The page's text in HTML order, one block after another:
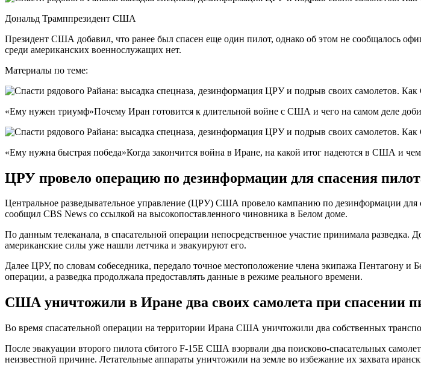
Дональд Трамппрезидент США
Президент США добавил, что ранее был спасен еще один пилот, однако об этом не сообщалось
среди американских военнослужащих нет.
Материалы по теме:
«Ему нужен триумф»Почему Иран готовится к длительной войне с США и чего на самом деле
«Ему нужна быстрая победа»Когда закончится война в Иране, на какой итог надеются в США и
ЦРУ провело операцию по дезинформации для спасения
Центральное разведывательное управление (ЦРУ) США провело кампанию по дезинформации для
сообщил CBS News со ссылкой на высокопоставленного чиновника в Белом доме.
По данным телеканала, в спасательной операции непосредственное участие принимала
американские силы уже нашли летчика и эвакуируют его.
Далее ЦРУ, по словам собеседника, передало точное местоположение члена экипажа Пентагону
операции, а разведка продолжала предоставлять данные в режиме реального времени.
США уничтожили в Иране два своих самолета при спасении
Во время спасательной операции на территории Ирана США уничтожили два собственных
После эвакуации второго пилота сбитого F-15E США взорвали два поисково-спасательных
неизвестной причине. Летательные аппараты уничтожили на земле во избежание их захвата